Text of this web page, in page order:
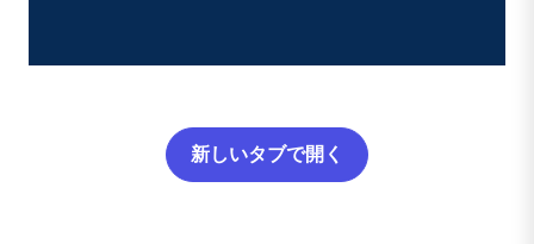
新しいタブで開く